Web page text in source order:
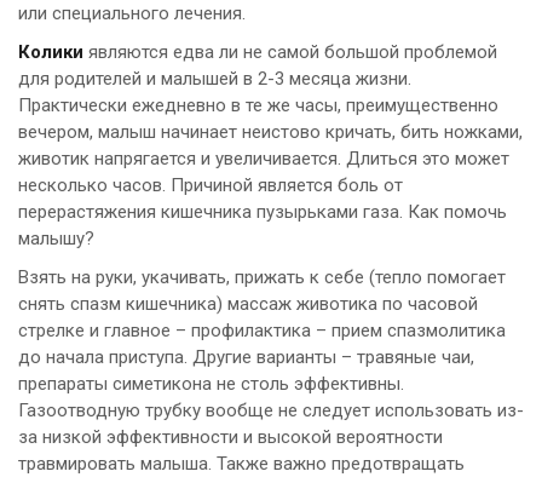
или специального лечения.
Колики являются едва ли не самой большой проблемой
для родителей и малышей в 2-3 месяца жизни.
Практически ежедневно в те же часы, преимущественно
вечером, малыш начинает неистово кричать, бить ножками,
животик напрягается и увеличивается. Длиться это может
несколько часов. Причиной является боль от
перерастяжения кишечника пузырьками газа. Как помочь
малышу?
Взять на руки, укачивать, прижать к себе (тепло помогает
снять спазм кишечника) массаж животика по часовой
стрелке и главное – профилактика – прием спазмолитика
до начала приступа. Другие варианты – травяные чаи,
препараты симетикона не столь эффективны.
Газоотводную трубку вообще не следует использовать из-
за низкой эффективности и высокой вероятности
травмировать малыша. Также важно предотвращать